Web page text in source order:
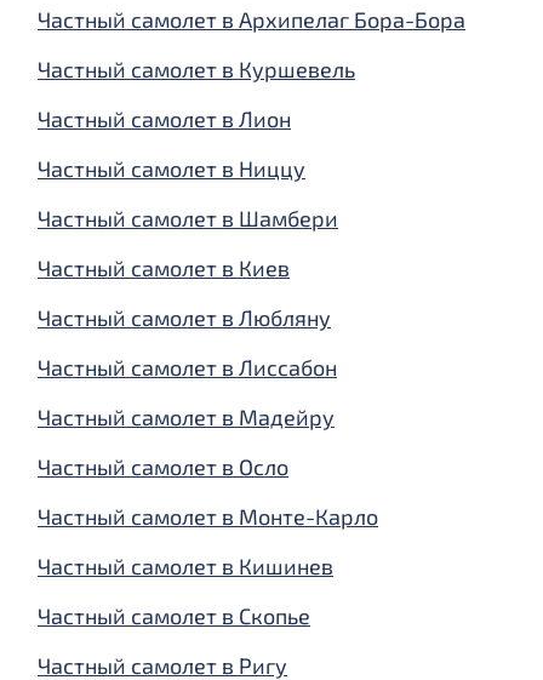
Частный самолет в Архипелаг Бора-Бора
Частный самолет в Куршевель
Частный самолет в Лион
Частный самолет в Ниццу
Частный самолет в Шамбери
Частный самолет в Киев
Частный самолет в Любляну
Частный самолет в Лиссабон
Частный самолет в Мадейру
Частный самолет в Осло
Частный самолет в Монте-Карло
Частный самолет в Кишинев
Частный самолет в Скопье
Частный самолет в Ригу